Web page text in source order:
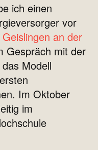
ich einen
vor
an der
Gespräch mit der
Modell
Im Oktober
im